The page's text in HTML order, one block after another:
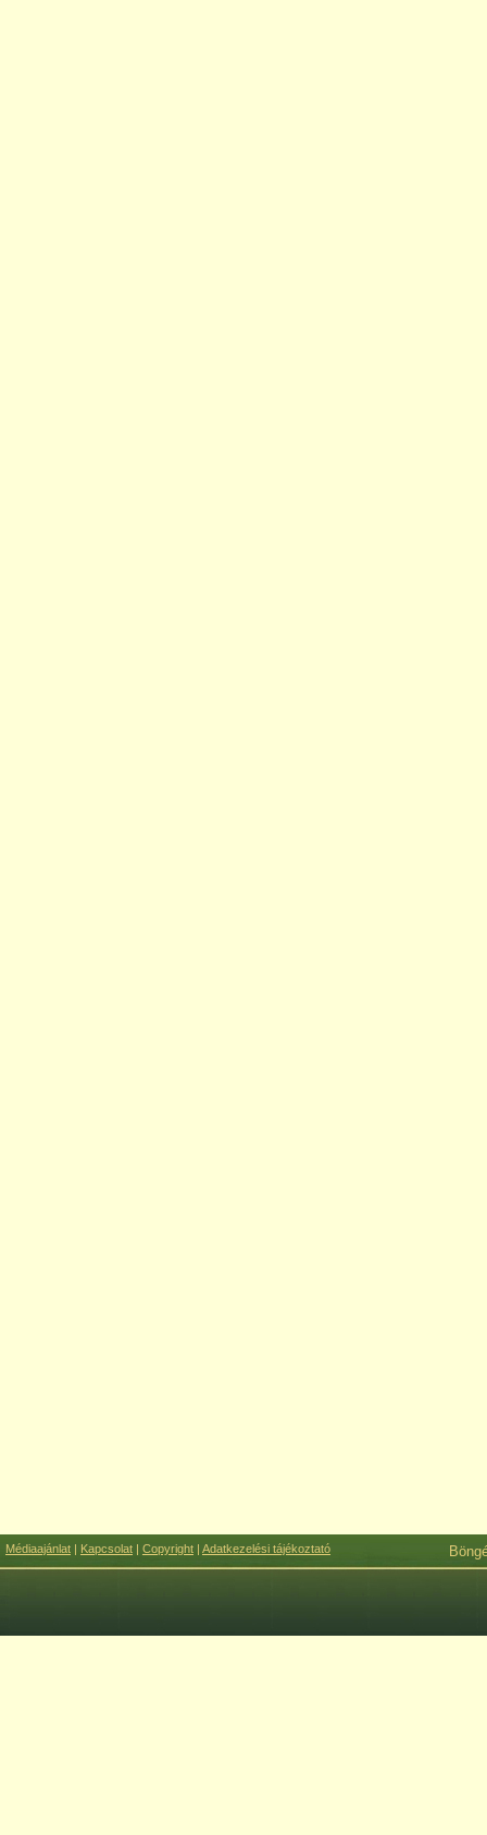
Médiaajánlat | Kapcsolat | Copyright | Adatkezelési tájékoztató